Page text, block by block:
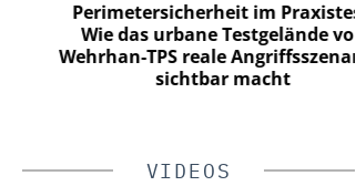
Perimetersicherheit im Praxistest:
Wie das urbane Testgelände von
Wehrhan-TPS reale Angriffsszenarien
sichtbar macht
VIDEOS